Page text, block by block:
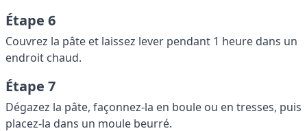
Étape 6
Couvrez la pâte et laissez lever pendant 1 heure dans un
endroit chaud.
Étape 7
Dégazez la pâte, façonnez-la en boule ou en tresses, puis
placez-la dans un moule beurré.